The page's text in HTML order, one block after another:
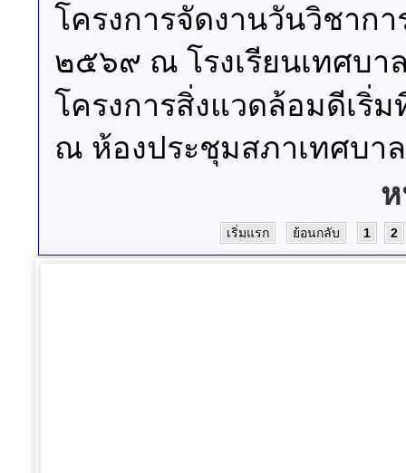
โครงการจัดงานวันวิชาก
๒๕๖๙ ณ โรงเรียนเทศบ
โครงการสิ่งแวดล้อมดีเริ่
ณ ห้องประชุมสภาเทศบา
ห
เริ่มแรก ย้อนกลับ 1 2